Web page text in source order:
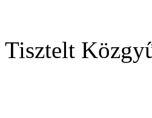
Tisztelt